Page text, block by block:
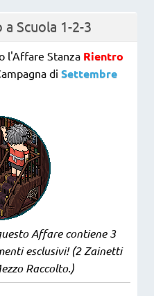
Scuola 1-2-3
l'Affare Stanza Rientro
di Settembre
Affare contiene 3
esclusivi! (2 Zainetti
Raccolto.)